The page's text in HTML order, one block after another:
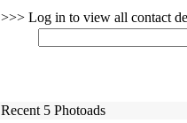
>>> Log in to view all contact
Recent 5 Photoads